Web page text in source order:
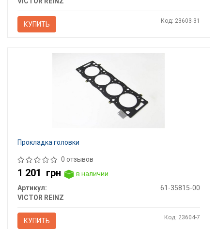
КУПИТЬ Код: 23603-31
Прокладка головки
0 отзывов
1 201 грн
в наличии
Артикул:
61-35815-00
VICTOR REINZ
КУПИТЬ Код: 23604-7